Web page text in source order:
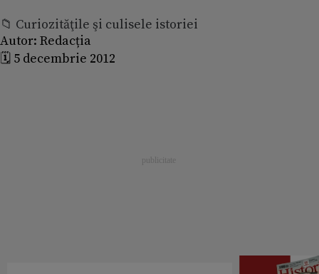
📁 Curiozităţile şi culisele istoriei
Autor: Redacția
🗓️ 5 decembrie 2012